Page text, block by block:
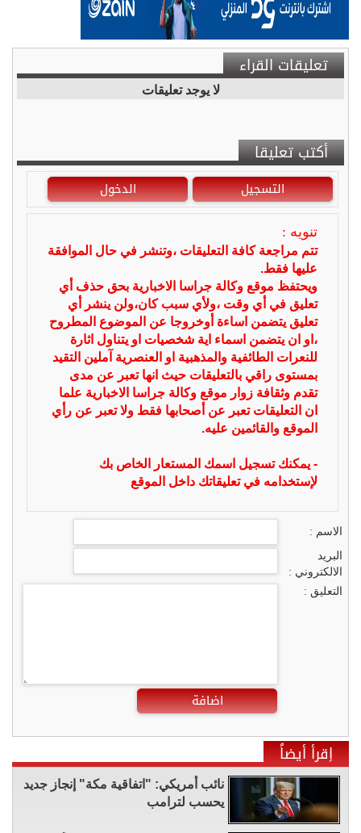
تعليقات القراء
لا يوجد تعليقات
أكتب تعليقا
التسجيل الدخول
تنويه :
تتم مراجعة كافة التعليقات ،وتنشر في حال الموافقة
عليها فقط.
ويحتفظ موقع وكالة جراسا الاخبارية بحق حذف أي
تعليق في أي وقت ،ولأي سبب كان،ولن ينشر أي
تعليق يتضمن اساءة أوخروجا عن الموضوع المطروح
،او ان يتضمن اسماء اية شخصيات او يتناول اثارة
للنعرات الطائفية والمذهبية او العنصرية آملين التقيد
بمستوى راقي بالتعليقات حيث انها تعبر عن مدى
تقدم وثقافة زوار موقع وكالة جراسا الاخبارية علما
ان التعليقات تعبر عن أصحابها فقط ولا تعبر عن رأي
الموقع والقائمين عليه.
- يمكنك تسجيل اسمك المستعار الخاص بك
لإستخدامه في تعليقاتك داخل الموقع
الاسم :
البريد
الالكتروني :
التعليق :
اضافة
إقرأ أيضاً
نائب أمريكي: "اتفاقية مكة" إنجاز جديد
يحسب لترامب